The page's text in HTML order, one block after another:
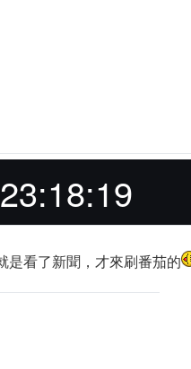
是看了新聞，才來刷番茄的